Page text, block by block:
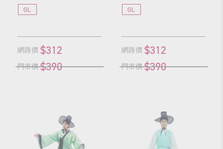
GL
網路價 $312
門市價 $390
GL
網路價 $312
門市價 $390